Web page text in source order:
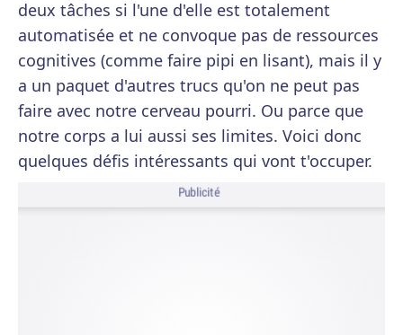
deux tâches si l'une d'elle est totalement
automatisée et ne convoque pas de ressources
cognitives (comme faire pipi en lisant), mais il y
a un paquet d'autres trucs qu'on ne peut pas
faire avec notre cerveau pourri. Ou parce que
notre corps a lui aussi ses limites. Voici donc
quelques défis intéressants qui vont t'occuper.
Publicité